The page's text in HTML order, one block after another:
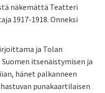
näkemättä Teatteri
1917-1918. Onneksi
ja Tolan
itsenäistymisen ja
hänet palkanneen
punakaartilaisen